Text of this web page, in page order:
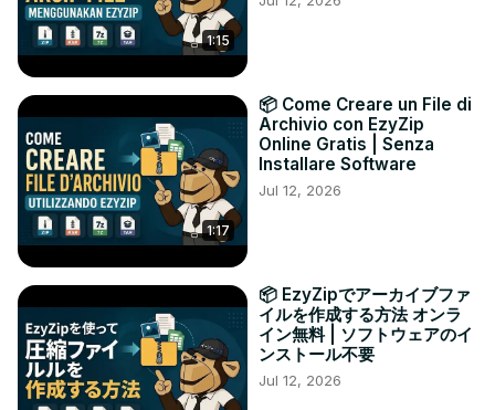
1:15
1:17
📦 Come Creare un File di
Archivio con EzyZip
Online Gratis | Senza
Installare Software
Jul 12, 2026
📦 EzyZipでアーカイブファ
イルを作成する方法 オンラ
イン無料 | ソフトウェアのイ
ンストール不要
Jul 12, 2026